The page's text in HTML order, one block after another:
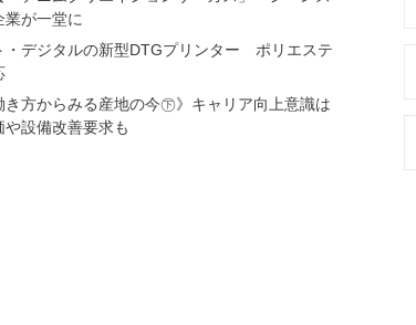
業が一堂に
・デジタルの新型DTGプリンター ポリエステ
き方からみる産地の今㊦》キャリア向上意識は
設備改善要求も